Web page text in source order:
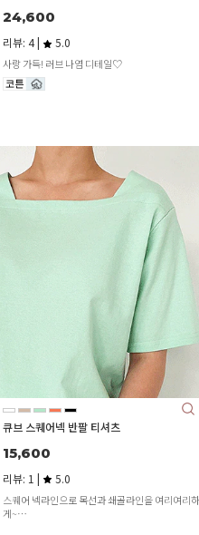
24,600
리뷰: 4 | 5.0
사랑 가득! 러브 나염 디테일♡
큐브 스퀘어넥 반팔 티셔츠
15,600
리뷰: 1 | 5.0
스퀘어 넥라인으로 목선과 쇄골라인을 여리여리하
게~